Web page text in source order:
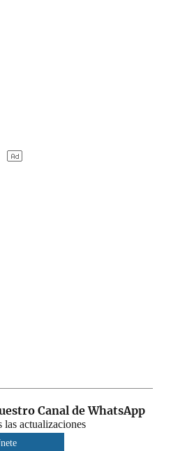
Canal de WhatsApp
las actualizaciones